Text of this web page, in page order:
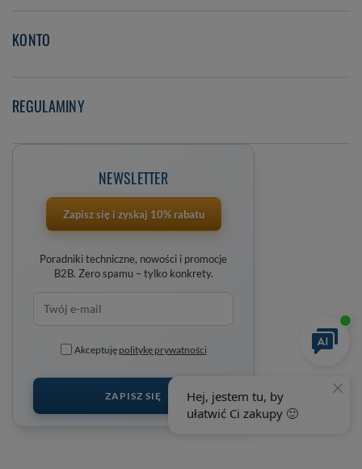
KONTO
REGULAMINY
NEWSLETTER
Zapisz się i zyskaj 10% rabatu
Poradniki techniczne, nowości i promocje
B2B. Zero spamu – tylko konkrety.
Akceptuję politykę prywatności
ZAPISZ SIĘ